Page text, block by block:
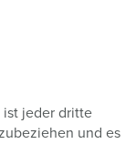
ist jeder dritte
und es